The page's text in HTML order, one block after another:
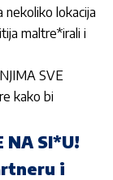
nekoliko lokacija
maltre*irali i
SVE
kako bi
NA SI*U!
i